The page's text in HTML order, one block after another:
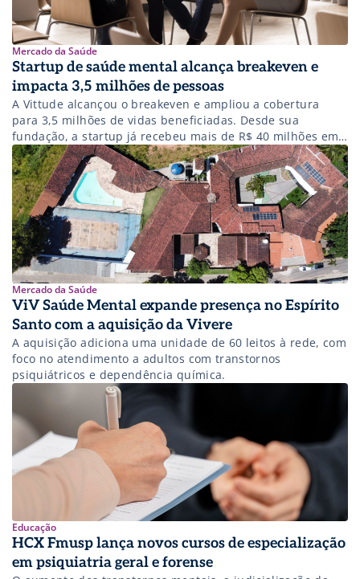
Mercado da Saúde
Startup de saúde mental alcança breakeven e
impacta 3,5 milhões de pessoas
A Vittude alcançou o breakeven e ampliou a cobertura
para 3,5 milhões de vidas beneficiadas. Desde sua
fundação, a startup já recebeu mais de R$ 40 milhões em
investimentos de fundos como Crescera Capital, Redpoint
eVentures, Scale Up Ventures e Superjobs.vc. Esses
avanços refletem o amadurecimento do mercado em
relação à saúde mental no Brasil […]
Mercado da Saúde
ViV Saúde Mental expande presença no Espírito
Santo com a aquisição da Vivere
A aquisição adiciona uma unidade de 60 leitos à rede, com
foco no atendimento a adultos com transtornos
psiquiátricos e dependência química.
Educação
HCX Fmusp lança novos cursos de especialização
em psiquiatria geral e forense